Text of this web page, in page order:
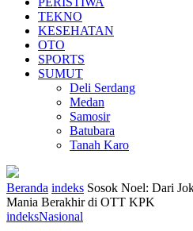
TEKNO
KESEHATAN
OTO
SPORTS
SUMUT
Deli Serdang
Medan
Samosir
Batubara
Tanah Karo
Beranda indeks Sosok Noel: Dari
Mania Berakhir di OTT KPK
indeksNasional